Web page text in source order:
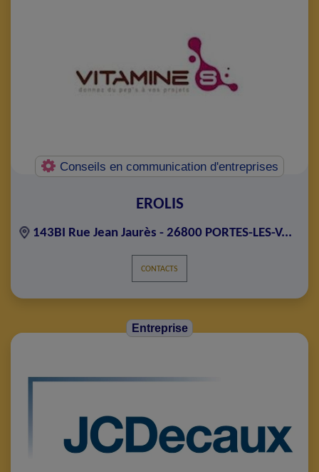
Conseils en communication d'entreprises
EROLIS
143BI Rue Jean Jaurès - 26800 PORTES-LES-V...
CONTACTS
Entreprise